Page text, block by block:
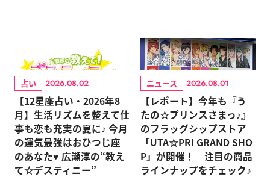
占い 2026.08.02
【12星座占い・2026年8
月】生活リズムを整えて仕
事も恋も充実の夏に♪ 今月
の運気最強はおひつじ座
のあなた♥ 広瀬淳の“教え
て☆デスティニー”
ニュース 2026.08.01
【レポート】今年も『う
たの☆プリンスさまっ♪』
のフラッグシップストア
「UTA☆PRI GRAND SHO
P」が開催！ 注目の商品
ラインナップをチェック♪